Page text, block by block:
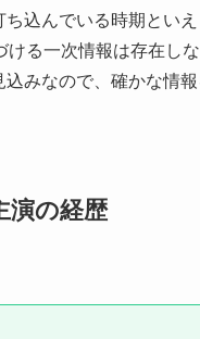
込んでいる時期とい
る一次情報は存在し
みなので、確かな情報
演の経歴